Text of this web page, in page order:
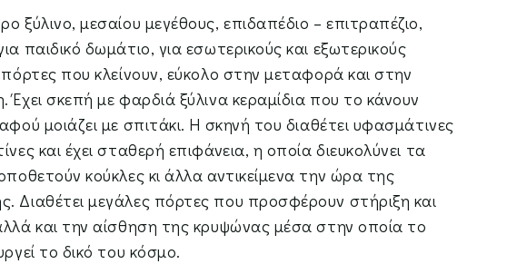
ξύλινο, μεσαίου μεγέθους, επιδαπέδιο – επιτραπέζιο,
παιδικό δωμάτιο, για εσωτερικούς και εξωτερικούς
που κλείνουν, εύκολο στην μεταφορά και στην
Έχει σκεπή με φαρδιά ξύλινα κεραμίδια που το κάνουν
μοιάζει με σπιτάκι. Η σκηνή του διαθέτει υφασμάτινες
και έχει σταθερή επιφάνεια, η οποία διευκολύνει τα
κούκλες κι άλλα αντικείμενα την ώρα της
Διαθέτει μεγάλες πόρτες που προσφέρουν στήριξη και
και την αίσθηση της κρυψώνας μέσα στην οποία το
το δικό του κόσμο.